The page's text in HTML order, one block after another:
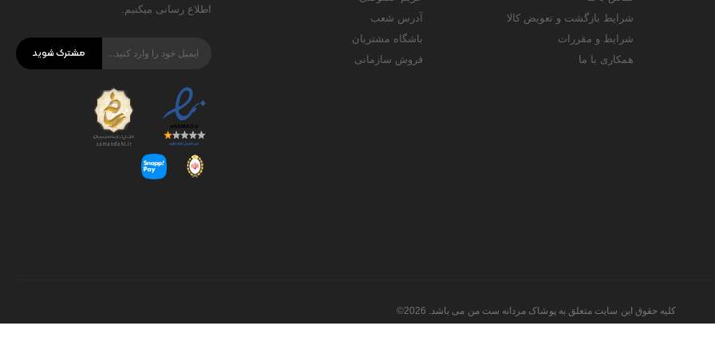
شرایط بازگشت و تعویض کالا
شرایط و مقررات
همکاری با ما
آدرس شعب
باشگاه مشتریان
فروش سازمانی
اطلاع رسانی میکنیم.
مشترک شوید
کلیه حقوق این سایت متعلق به پوشاک مردانه ست من می باشد. 2026©